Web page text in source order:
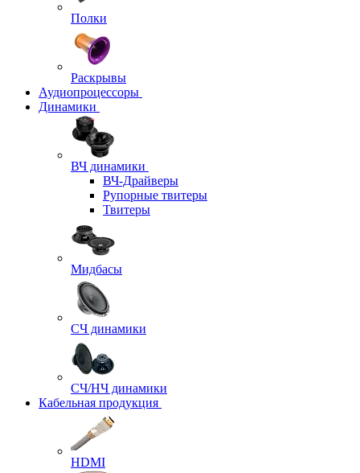
Полки
Раскрывы
Аудиопроцессоры
Динамики
ВЧ динамики
ВЧ-Драйверы
Рупорные твитеры
Твитеры
Мидбасы
СЧ динамики
СЧ/НЧ динамики
Кабельная продукция
HDMI